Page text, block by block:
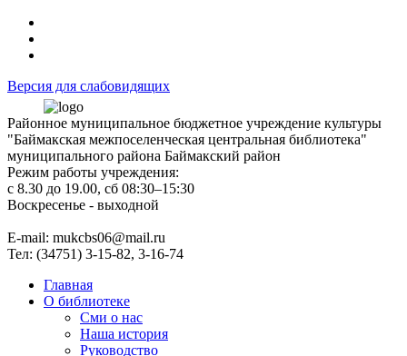
Версия для слабовидящих
Районное муниципальное бюджетное учреждение культуры
"Баймакская межпоселенческая центральная библиотека"
муниципального района Баймакский район
Режим работы учреждения:
с 8.30 до 19.00, сб 08:30–15:30
Воскресенье - выходной
Е-mail: mukcbs06@mail.ru
Тел: (34751) 3-15-82, 3-16-74
Главная
О библиотеке
Сми о нас
Наша история
Руководство